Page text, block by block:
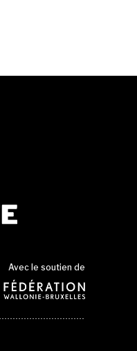
Avec le soutien de